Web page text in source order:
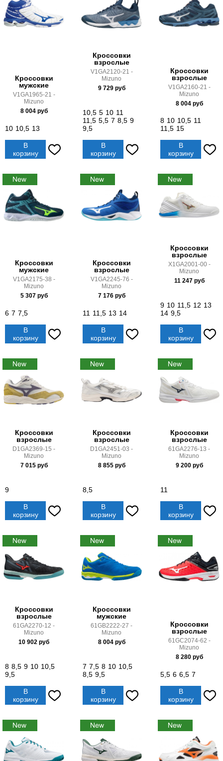
Кроссовки
мужские
V1GA1965-21 -
Mizuno
8 004руб
10 10,5 13
В
корзину
Кроссовки
взрослые
V1GA2120-21 -
Mizuno
9 729руб
10,5 5 10 11
11,5 5,5 7 8,5 9
9,5
В
корзину
Кроссовки
взрослые
V1GA2160-21 -
Mizuno
8 004руб
8 10 10,5 11
11,5 15
В
корзину
Кроссовки
мужские
V1GA2175-38 -
Mizuno
5 307руб
6 7 7,5
В
корзину
Кроссовки
взрослые
V1GA2245-76 -
Mizuno
7 176руб
11 11,5 13 14
В
корзину
Кроссовки
взрослые
X1GA2001-00 -
Mizuno
11 247руб
9 10 11,5 12 13
14 9,5
В
корзину
Кроссовки
взрослые
D1GA2369-15 -
Mizuno
7 015руб
9
В
корзину
Кроссовки
взрослые
D1GA2451-03 -
Mizuno
8 855руб
8,5
В
корзину
Кроссовки
взрослые
61GA2276-13 -
Mizuno
9 200руб
11
В
корзину
Кроссовки
взрослые
61GA2270-12 -
Mizuno
10 902 руб
8 8,5 9 10 10,5
9,5
В
корзину
Кроссовки
мужские
61GB2222-27 -
Mizuno
8 004руб
7 7,5 8 10 10,5
8,5 9,5
В
корзину
Кроссовки
взрослые
61GC2074-62 -
Mizuno
8 280руб
5,5 6 6,5 7
В
корзину